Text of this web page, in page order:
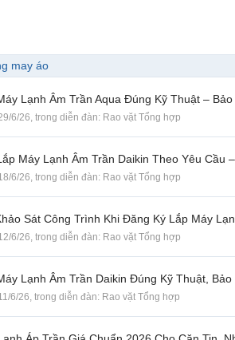
may áo
Lạnh Âm Trần Aqua Đúng Kỹ Thuật –
6/26, trong diễn đàn: Rao vặt Tổng hợp
Máy Lạnh Âm Trần Daikin Theo Yêu Cầu
6/26, trong diễn đàn: Rao vặt Tổng hợp
Sát Công Trình Khi Đăng Ký Lắp Máy
6/26, trong diễn đàn: Rao vặt Tổng hợp
Lạnh Âm Trần Daikin Đúng Kỹ Thuật,
6/26, trong diễn đàn: Rao vặt Tổng hợp